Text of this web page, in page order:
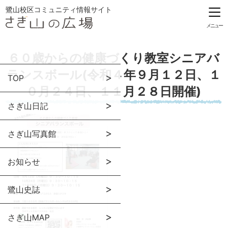
鷺山校区コミュニティ情報サイト
メニュー
TOP
さぎ山日記
さぎ山写真館
お知らせ
鷺山史誌
さぎ山MAP
６０歳からの健康づくり教室シニアバ
ランスボール(令和４年９月１２日、１
０月２４日、１１月２８日開催)